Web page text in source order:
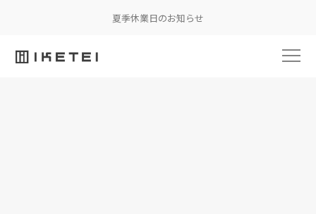
夏季休業日のお知らせ